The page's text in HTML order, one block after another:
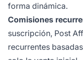
forma dinámica.
Comisiones
suscripción, Post
recurrentes